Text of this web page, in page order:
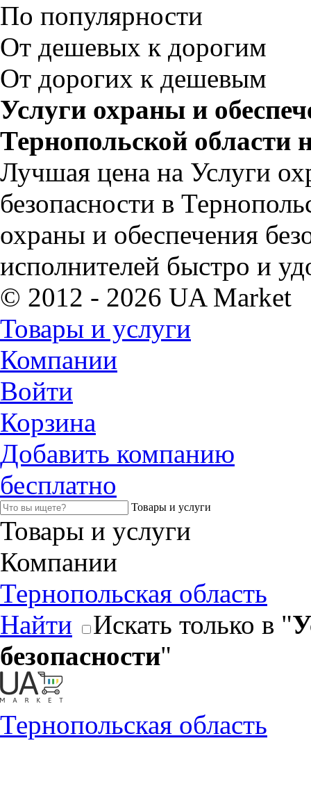
По популярности
От дешевых к дорогим
От дорогих к дешевым
Услуги охраны и
Тернопольской области
Лучшая цена на Услуги
безопасности в
охраны и обеспечения
исполнителей быстро и
© 2012 - 2026 UA Market
Товары и услуги
Компании
Войти
Корзина
Добавить компанию
бесплатно
Товары и услуги
Товары и услуги
Компании
Тернопольская область
Найти
Искать только в "
безопасности"
Тернопольская область